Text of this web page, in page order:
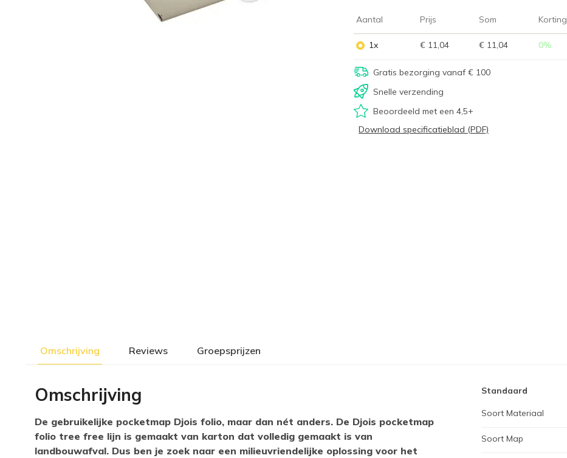
Aantal Prijs Som Korting
1x € 11,04 € 11,04 0%
Gratis bezorging vanaf € 100
Snelle verzending
Beoordeeld met een 4,5+
Download specificatieblad (PDF)
Omschrijving Reviews Groepsprijzen
Omschrijving
De gebruikelijke pocketmap Djois folio, maar dan nét anders. De Djois pocketmap
folio tree free lijn is gemaakt van karton dat volledig gemaakt is van
landbouwafval. Dus ben je zoek naar een milieuvriendelijke oplossing voor het
Standaard
Soort Materiaal
Soort Map